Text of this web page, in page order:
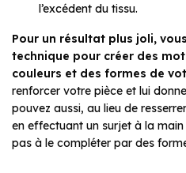
l’excédent du tissu.
Pour un résultat plus joli,
technique pour créer des
couleurs et des formes de
renforcer votre pièce et lui
pouvez aussi, au lieu de
en effectuant un surjet à la
pas à le compléter par des